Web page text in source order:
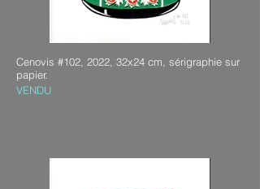
Cenovis #102, 2022, 32x24 cm, sérigraphie sur
papier.
VENDU